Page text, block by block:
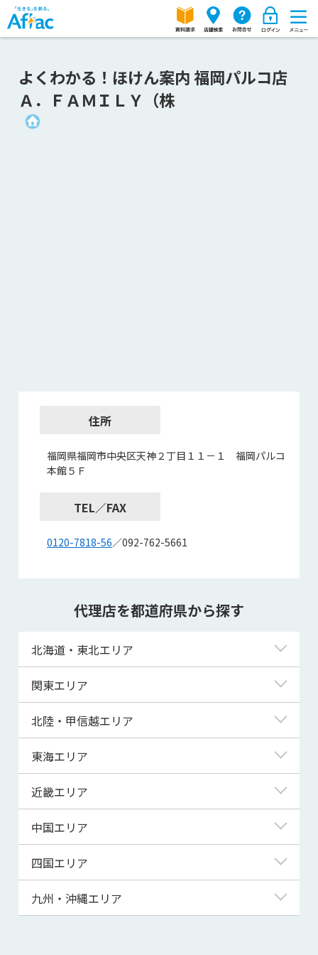
よくわかる！ほけん案内 福岡パルコ店
Ａ．ＦＡＭＩＬＹ（株
住所
福岡県福岡市中央区天神２丁目１１－１ 福岡パルコ
本館５Ｆ
TEL／FAX
0120-7818-56／092-762-5661
代理店を都道府県から探す
北海道・東北エリア
北海道
青森県
宮城県
秋田県
山形県
関東エリア
東京都
神奈川県
埼玉県
千葉県
茨城県
群馬県
北陸・甲信越エリア
新潟県
富山県
福井県
山梨県
長野県
東海エリア
岐阜県
静岡県
三重県
近畿エリア
滋賀県
京都府
大阪府
兵庫県
中国エリア
鳥取県
島根県
四国エリア
徳島県
九州・沖縄エリア